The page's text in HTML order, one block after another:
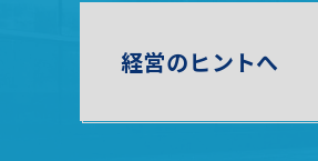
経営のヒントへ